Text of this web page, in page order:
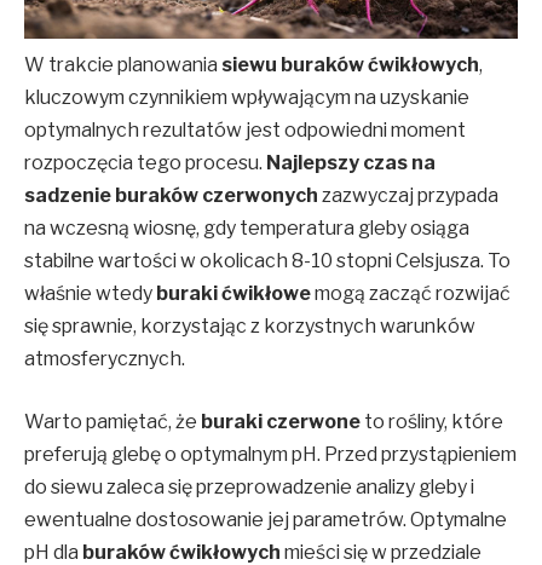
W trakcie planowania siewu buraków ćwikłowych,
kluczowym czynnikiem wpływającym na uzyskanie
optymalnych rezultatów jest odpowiedni moment
rozpoczęcia tego procesu. Najlepszy czas na
sadzenie buraków czerwonych zazwyczaj przypada
na wczesną wiosnę, gdy temperatura gleby osiąga
stabilne wartości w okolicach 8-10 stopni Celsjusza. To
właśnie wtedy buraki ćwikłowemogą zacząć rozwijać
się sprawnie, korzystając z korzystnych warunków
atmosferycznych.
Warto pamiętać, że buraki czerwone to rośliny, które
preferują glebę o optymalnym pH. Przed przystąpieniem
do siewu zaleca się przeprowadzenie analizy gleby i
ewentualne dostosowanie jej parametrów. Optymalne
pH dla buraków ćwikłowych mieści się w przedziale